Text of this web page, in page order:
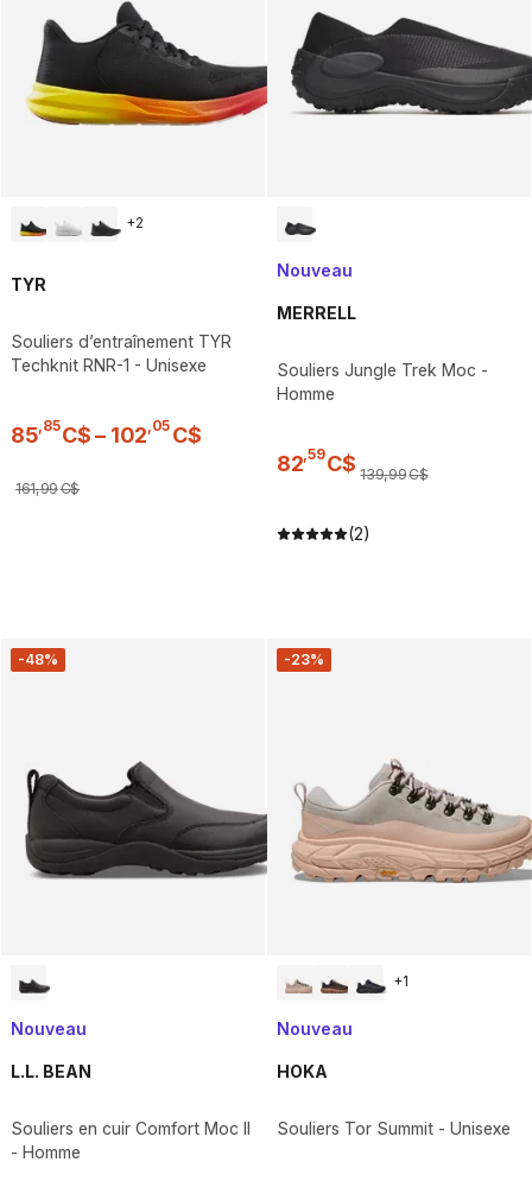
+2
TYR
Souliers d’entraînement TYR
Techknit RNR-1 - Unisexe
85,85C$ – 102,05 C$
161,99C$
Nouveau
MERRELL
Souliers Jungle Trek Moc -
Homme
82,59C$ 139,99C$
(2)
-48%
Nouveau
L.L. BEAN
Souliers en cuir Comfort Moc II
- Homme
-23%
+1
Nouveau
HOKA
Souliers Tor Summit - Unisexe